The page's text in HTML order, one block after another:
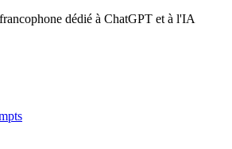
dédié à ChatGPT et à l'IA